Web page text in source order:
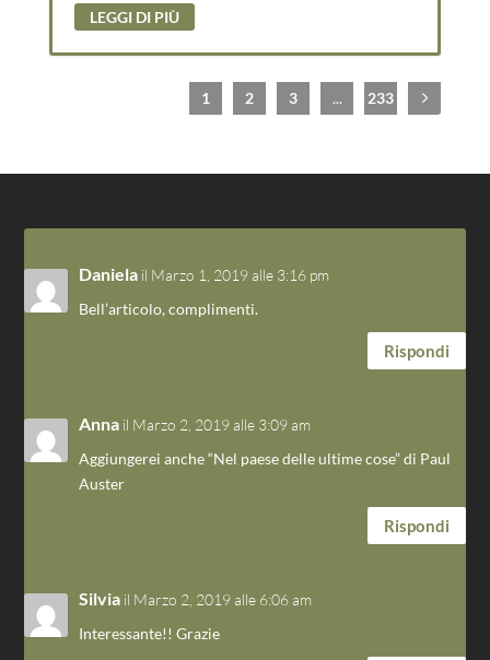
LEGGI DI PIÙ
1 2 3 ... 233
Daniela il Marzo 1, 2019 alle 3:16 pm
Bell’articolo, complimenti.
Rispondi
Anna il Marzo 2, 2019 alle 3:09 am
Aggiungerei anche “Nel paese delle ultime cose” di Paul
Auster
Rispondi
Silvia il Marzo 2, 2019 alle 6:06 am
Interessante!! Grazie